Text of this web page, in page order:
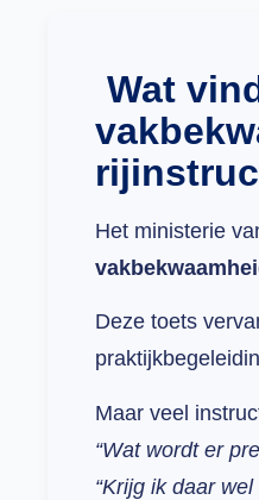
Wat
Het ministerie
Deze toets
Maar veel
“Wat wordt er
“Krijg ik daar